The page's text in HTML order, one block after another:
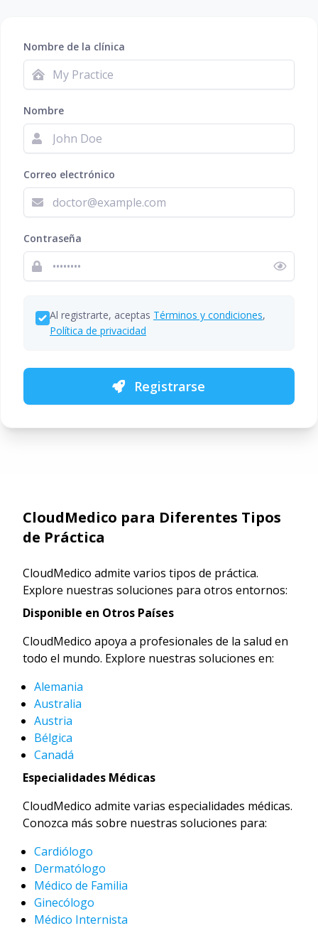
Nombre de la clínica
Nombre
Correo electrónico
Contraseña
Al registrarte, aceptas Términos y condiciones,
Política de privacidad
Registrarse
CloudMedico para Diferentes Tipos
de Práctica
CloudMedico admite varios tipos de práctica.
Explore nuestras soluciones para otros entornos:
Disponible en Otros Países
CloudMedico apoya a profesionales de la salud en
todo el mundo. Explore nuestras soluciones en:
Alemania
Australia
Austria
Bélgica
Canadá
Especialidades Médicas
CloudMedico admite varias especialidades médicas.
Conozca más sobre nuestras soluciones para:
Cardiólogo
Dermatólogo
Médico de Familia
Ginecólogo
Médico Internista